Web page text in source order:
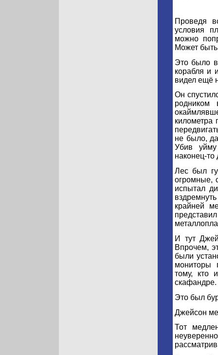
Проведя
условия
можно
Может
Это было в
корабля и
видел ещё
Он
километра
не было,
Убив
наконец-то
Лес был
огромные,
испытал
крайней
И тут
Впрочем,
были
мониторы
тому, кто
скафандре.
Это был
Джейсон
Тот